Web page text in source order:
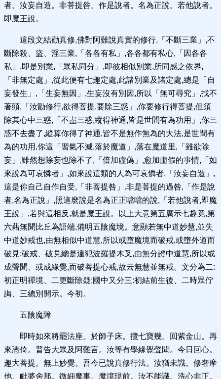
者。汝妄自造。非菩提咎。作是說者。名為正說。若他說者。
即魔王說。
這段文結勸真修,佛對阿難說真實的修行,「不斷三業」,不
斷除殺、盜、淫三業,「各各有私」,各各都有私心,「因各各
私」,即是別業,「眾私同分」,即彼相似別業,所同感之依界,
「非無定處」,從此便有七趣定處,此諸別業及諸定處,總是「自
妄發生」,「生妄無因」,生妄沒有別因,所以「無可尋究」,找不
著頭,「汝勖修行,欲得菩提,要除三惑」,你要修行得菩提,但須
除其心中三惑,「不盡三惑,縱得神通,皆是世間有為功用」,你三
惑不去盡了,縱算你得了神通,皆不是無作無為的大法,是世間有
為的功用,你這「習氣不滅,落於魔道」,落在魔道里,「雖欲除
妄」,雖然想除妄也除不了,「倍加虛偽」,愈加虛假的事情,「如
來說為可哀憐者」,如來說這類的人為可哀憐者,「汝妄自造」,
這是你自己自作自受,「非菩提咎」.非是菩提的過咎,「作是說
者,名為正說」,照這麼說是名為正正噹噹的說,「若他說者,即魔
王說」,若與這相反,就是魔王說。以上大意第五廣示七趣竟,第
六藉無聞比丘為語端,備明五陰魔境。意顯若無中道妙慧,並失
中道妙戒也,由無相似中道慧,所以或墮魔境而破戒,或墮外道而
破見;破戒、破見總是違犯波羅提木叉,由無分證中道慧,所以或
成聲聞、或成緣覺,而破菩提心戒,故云無慧並無戒。文分為二:
初正明禪境、二更斷除疑;國中又分三:初結前生後、二時眾佇
誨、三總別開示。今初。
五陰魔障
即時如來將罷法座。於師子床。攬七寶幾。回紫金山。再
來憑倚。普告大眾及阿難言。汝等有學緣覺聲聞。今日回心。
趣大菩提。無上妙覺。吾今已說真修行法。汝猶未識。修奢摩
他。毗婆舍那。微細魔事。魔境現前。汝不能識。洗心非正。